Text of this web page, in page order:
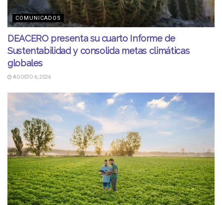
COMUNICADOS
DEACERO presenta su cuarto Informe de
Sustentabilidad y consolida metas climáticas
globales
AGOSTO 6, 2026